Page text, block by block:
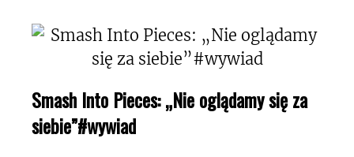
Smash Into Pieces: „Nie oglądamy się za
siebie”#wywiad